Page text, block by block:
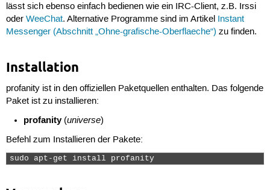
lässt sich ebenso einfach bedienen wie ein IRC-Client, z.B. Irssi
oder WeeChat. Alternative Programme sind im Artikel Instant
Messenger (Abschnitt „Ohne-grafische-Oberflaeche“) zu finden.
Installation
profanity ist in den offiziellen Paketquellen enthalten. Das folgende
Paket ist zu installieren:
profanity (universe)
Befehl zum Installieren der Pakete:
sudo apt-get install profanity